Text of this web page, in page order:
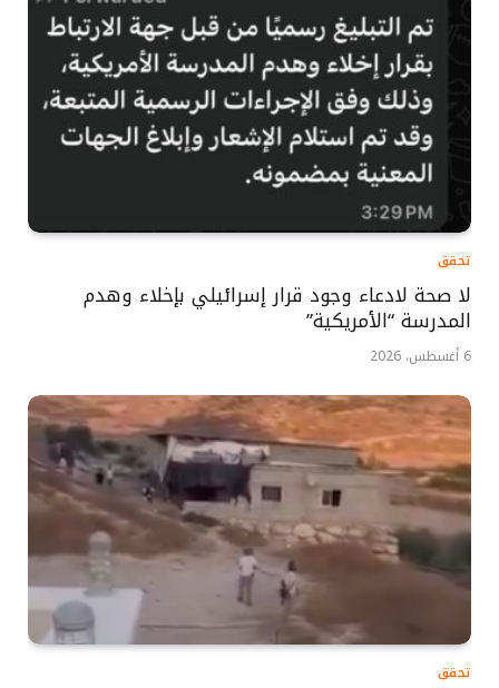
تحقق
لا صحة لادعاء وجود قرار إسرائيلي بإخلاء وهدم
المدرسة “الأمريكية”
6 أغسطس، 2026
تحقق